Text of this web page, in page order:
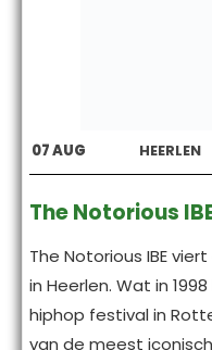
07AUG HEERLEN
The Notorious
The Notorious IBE
in Heerlen. Wat in
hiphop festival in
van de meest